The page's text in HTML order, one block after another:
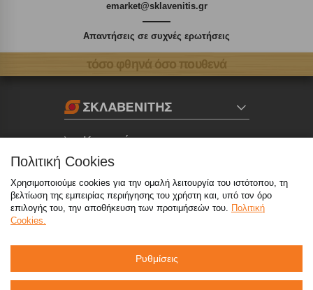
emarket@sklavenitis.gr
Απαντήσεις σε συχνές ερωτήσεις
τόσο φθηνά όσο πουθενά
Καταστήματα
info@sklavenitis.gr
Πολιτική Cookies
Χρησιμοποιούμε cookies για την ομαλή λειτουργία του ιστότοπου, τη
βελτίωση της εμπειρίας περιήγησης του χρήστη και, υπό τον όρο
επιλογής του, την αποθήκευση των προτιμήσεών του. Πολιτική
Cookies.
Ρυθμίσεις